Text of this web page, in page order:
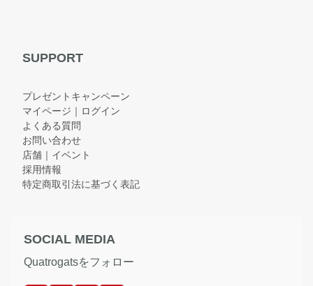
SUPPORT
プレゼントキャンペーン
マイページ｜ログイン
よくある質問
お問い合わせ
店舗｜イベント
採用情報
特定商取引法に基づく表記
SOCIAL MEDIA
Quatrogatsをフォロー